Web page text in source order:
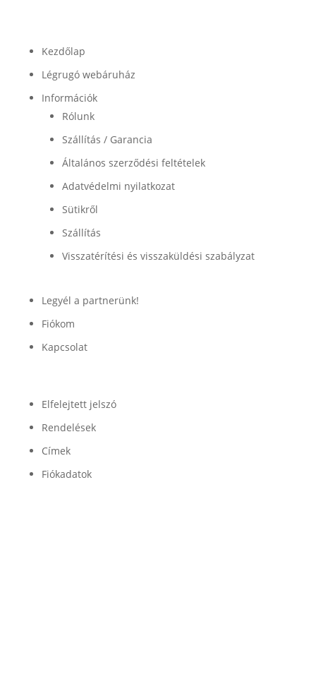
Kezdőlap
Légrugó webáruház
Információk
Rólunk
Szállítás / Garancia
Általános szerződési feltételek
Adatvédelmi nyilatkozat
Sütikről
Szállítás
Visszatérítési és visszaküldési szabályzat
Legyél a partnerünk!
Fiókom
Kapcsolat
Elfelejtett jelszó
Rendelések
Címek
Fiókadatok